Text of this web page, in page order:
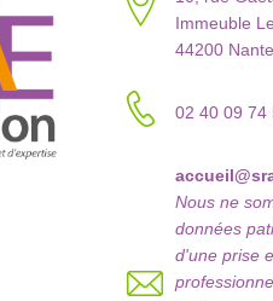
Immeuble
44200
02 40 09 74
Nous ne
données
d'une prise